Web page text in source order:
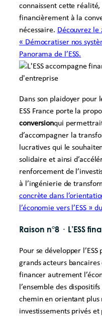
connaissent cette
financièrement à la
nécessaire. Découvrez
« Démocratiser nos
Panorama de l’ESS.
Dans son plaidoyer pour
ESS France porte la
conversionqui
d’accompagner la
lucratives qui le
solidaire et ainsi
renforcement de
à l’ingénierie de
concrète dans
l’économie vers l’ESS »
Raison n°8 · L’ESS
Pour se développer
grands acteurs
financer autrement
l’ensemble des
chemin en orientant plus
investissements privés et